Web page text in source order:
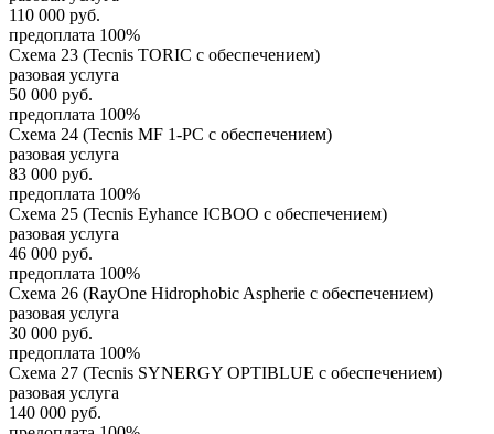
110 000 руб.
предоплата 100%
Схема 23 (Tecnis TORIC с обеспечением)
разовая услуга
50 000 руб.
предоплата 100%
Схема 24 (Tecnis MF 1-PC с обеспечением)
разовая услуга
83 000 руб.
предоплата 100%
Схема 25 (Tecnis Eyhance ICBOO с обеспечением)
разовая услуга
46 000 руб.
предоплата 100%
Схема 26 (RayOne Hidrophobic Aspherie с обеспечением)
разовая услуга
30 000 руб.
предоплата 100%
Схема 27 (Tecnis SYNERGY OPTIBLUE с обеспечением)
разовая услуга
140 000 руб.